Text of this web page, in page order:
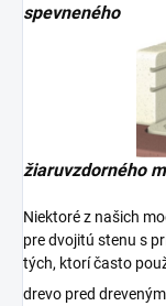
spevneného
žiaruvzdorného
Niektoré z našich
pre dvojitú stenu s
tých, ktorí často
drevo pred